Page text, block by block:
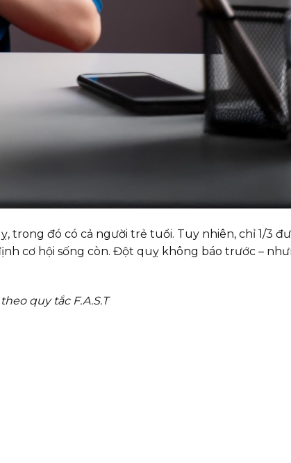
trong đó có cả người trẻ tuổi. Tuy nhiên, chỉ 1/3
cơ hội sống còn. Đột quỵ không báo trước –
quy tắc F.A.S.T